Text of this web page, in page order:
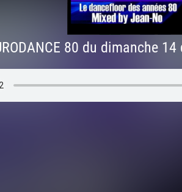
80 du dimanche